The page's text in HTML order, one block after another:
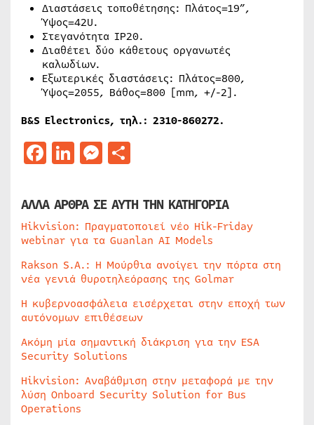
Διαστάσεις τοποθέτησης: Πλάτος=19”,
Ύψος=42U.
Στεγανότητα IP20.
Διαθέτει δύο κάθετους οργανωτές
καλωδίων.
Εξωτερικές διαστάσεις: Πλάτος=800,
Ύψος=2055, Βάθος=800 [mm, +/-2].
B&S Electronics, τηλ.: 2310-860272.
Facebook
LinkedIn
Messenger
ΑΛΛΑ ΑΡΘΡΑ ΣΕ ΑΥΤΗ ΤΗΝ ΚΑΤΗΓΟΡΙΑ
Hikvision: Πραγματοποιεί νέο Hik-Friday
webinar για τα Guanlan AI Models
Rakson S.A.: Η Μούρθια ανοίγει την πόρτα στη
νέα γενιά θυροτηλεόρασης της Golmar
Η κυβερνοασφάλεια εισέρχεται στην εποχή των
αυτόνομων επιθέσεων
Ακόμη μία σημαντική διάκριση για την ESA
Security Solutions
Hikvision: Αναβάθμιση στην μεταφορά με την
λύση Onboard Security Solution for Bus
Operations